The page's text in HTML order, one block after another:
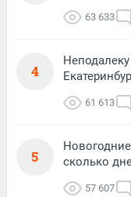
63 633
4
61 613
5
сколько
57 607